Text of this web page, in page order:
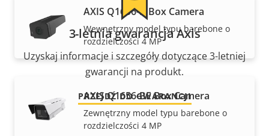
AXIS Q1656-B Box Camera
Wewnętrzny model typu barebone o
rozdzielczości 4 MP
AXIS Q1656-BE Box Camera
Zewnętrzny model typu barebone o
rozdzielczości 4 MP
3-letnia gwarancja Axis
Uzyskaj informacje i szczegóły dotyczące 3-letniej
gwarancji na produkt.
PRZEJDŹ DO GWARANCJI